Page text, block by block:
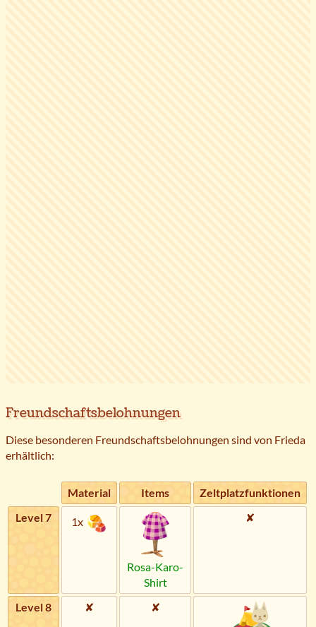
Freundschaftsbelohnungen
Diese besonderen Freundschaftsbelohnungen sind von Frieda
erhältlich:
Material Items
Zeltplatzfunktionen
Level 7
1x
Rosa-Karo-
Shirt
✘
Level 8 ✘ ✘